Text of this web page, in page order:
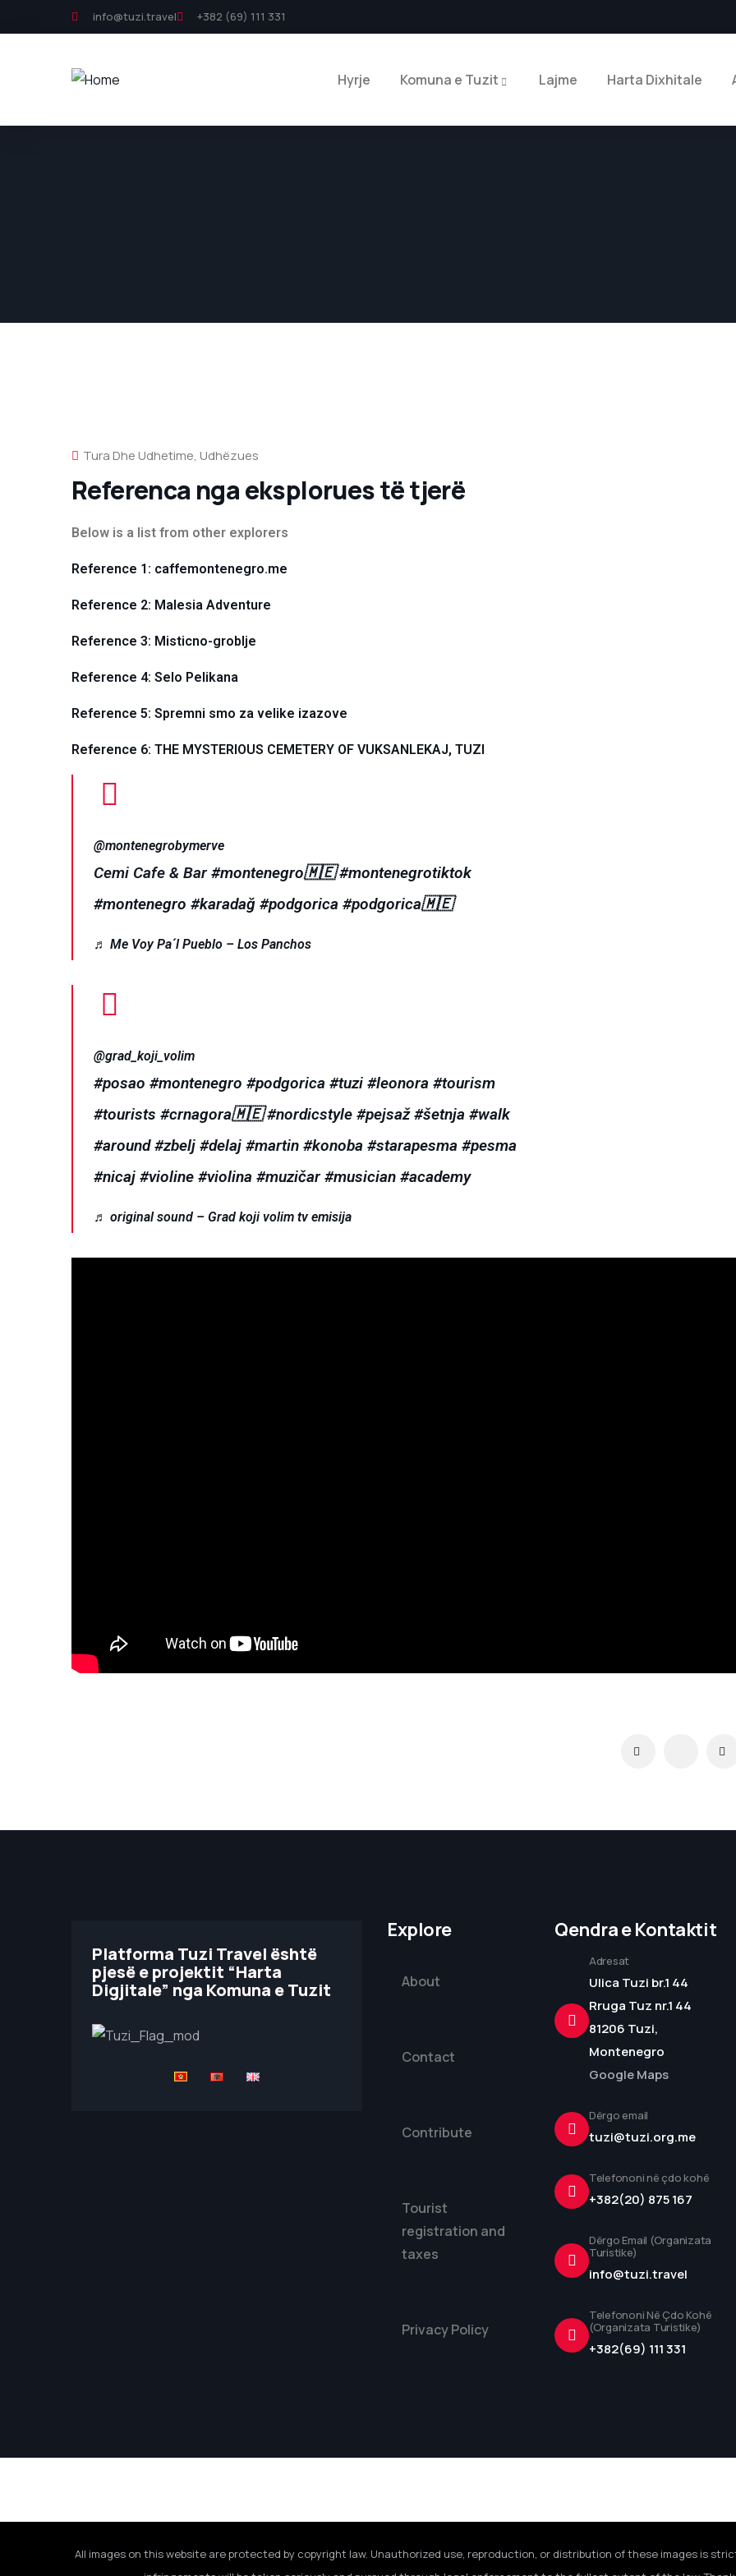
info@tuzi.travel +382 (69) 111 331
Hyrje Komuna e Tuzit Lajme Harta Dixhitale
Tura Dhe Udhetime, Udhëzues
Referenca nga eksplorues të tjerë
Below is a list from other explorers
Reference 1: caffemontenegro.me
Reference 2: Malesia Adventure
Reference 3: Misticno-groblje
Reference 4: Selo Pelikana
Reference 5: Spremni smo za velike izazove
Reference 6: THE MYSTERIOUS CEMETERY OF VUKSANLEKAJ, TUZI
@montenegrobymerve
Cemi Cafe & Bar#montenegro🇲🇪 #montenegrotiktok
#montenegro #karadağ #podgorica #podgorica🇲🇪
♬ Me Voy Pa´l Pueblo – Los Panchos
@grad_koji_volim
#posao #montenegro #podgorica #tuzi #leonora #tourism
#tourists #crnagora🇲🇪 #nordicstyle #pejsaž #šetnja #walk
#around #zbelj #delaj #martin #konoba #starapesma #pesma
#nicaj #violine #violina #muzičar #musician #academy
♬ original sound – Grad koji volim tv emisija
Platforma Tuzi Travel është
pjesë e projektit “Harta
Digjitale” nga Komuna e Tuzit
Explore
About
Contact
Contribute
Tourist
registration and
taxes
Privacy Policy
Qendra e Kontaktit
Adresat
Ulica Tuzi br.1 44
Rruga Tuz nr.1 44
81206 Tuzi,
Montenegro
Google Maps
Dërgo email
tuzi@tuzi.org.me
Telefononi në çdo kohë
+382(20) 875 167
Dërgo Email (Organizata
Turistike)
info@tuzi.travel
Telefononi Në Çdo Kohë
(Organizata Turistike)
+382(69) 111 331
All images on this website are protected by copyright law. Unauthorized use, reproduction, or distribution of these images is